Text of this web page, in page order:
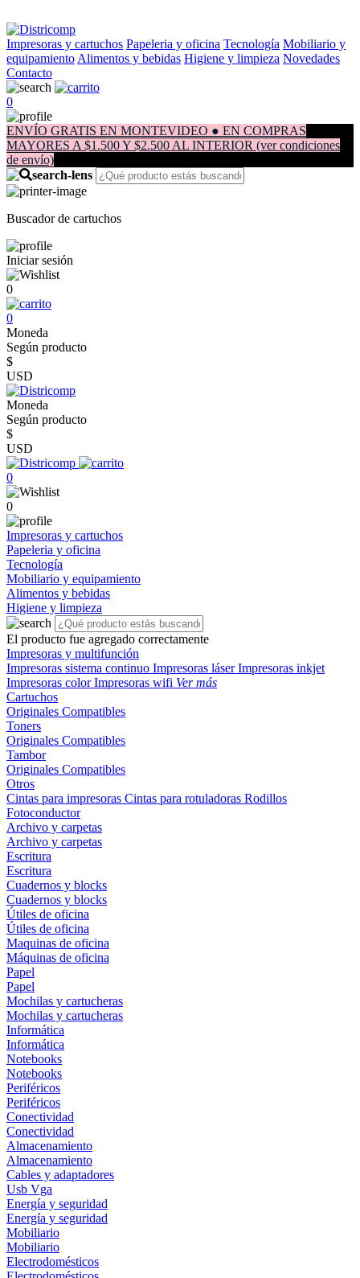
Impresoras y cartuchos Papeleria y oficina Tecnología Mobiliario y
equipamiento Alimentos y bebidas Higiene y limpieza Novedades
Contacto
0
ENVÍO GRATIS EN MONTEVIDEO ● EN COMPRAS
MAYORES A $1.500 Y $2.500 AL INTERIOR (ver condiciones
de envío)
Buscador de cartuchos
Iniciar sesión
0
0
Moneda
Según producto
$
USD
Moneda
Según producto
$
USD
0
0
Impresoras y cartuchos
Papeleria y oficina
Tecnología
Mobiliario y equipamiento
Alimentos y bebidas
Higiene y limpieza
El producto fue agregado correctamente
Impresoras y multifunción
Impresoras sistema continuo Impresoras láserImpresoras inkjet
Impresoras colorImpresoras wifi Ver más
Cartuchos
Originales Compatibles
Toners
Originales Compatibles
Tambor
Originales Compatibles
Otros
Cintas para impresoras Cintas para rotuladoras Rodillos
Fotoconductor
Archivo y carpetas
Archivo y carpetas
Escritura
Escritura
Cuadernos y blocks
Cuadernos y blocks
Útiles de oficina
Útiles de oficina
Maquinas de oficina
Máquinas de oficina
Papel
Papel
Mochilas y cartucheras
Mochilas y cartucheras
Informática
Informática
Notebooks
Notebooks
Periféricos
Periféricos
Conectividad
Conectividad
Almacenamiento
Almacenamiento
Cables y adaptadores
Usb Vga
Energía y seguridad
Energía y seguridad
Mobiliario
Mobiliario
Electrodomésticos